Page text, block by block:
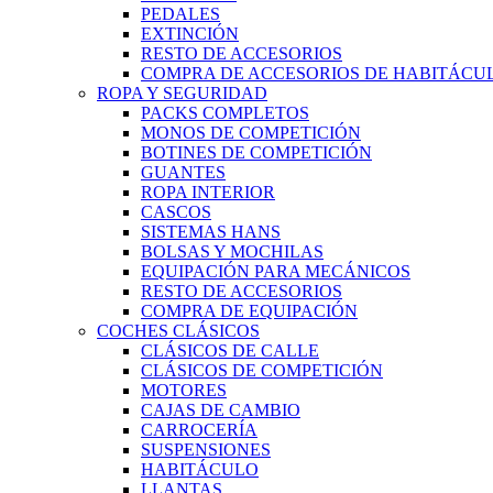
PEDALES
EXTINCIÓN
RESTO DE ACCESORIOS
COMPRA DE ACCESORIOS DE
ROPA Y SEGURIDAD
PACKS COMPLETOS
MONOS DE COMPETICIÓN
BOTINES DE COMPETICIÓN
GUANTES
ROPA INTERIOR
CASCOS
SISTEMAS HANS
BOLSAS Y MOCHILAS
EQUIPACIÓN PARA MECÁNICOS
RESTO DE ACCESORIOS
COMPRA DE EQUIPACIÓN
COCHES CLÁSICOS
CLÁSICOS DE CALLE
CLÁSICOS DE COMPETICIÓN
MOTORES
CAJAS DE CAMBIO
CARROCERÍA
SUSPENSIONES
HABITÁCULO
LLANTAS